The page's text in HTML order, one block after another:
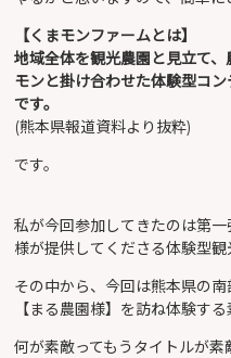
【くまモンファームとは】
地域全体を観光農園と見立て
モンと掛け合わせた体験型コ
です。
(熊本県報道資料より抜粋)
です。
私が今回参加してきたのは第
様が提供してくださる体験型観
その中から、今回は熊本県の
【まる農園様】を訪ね体験する
何が素敵ってもうタイトルが素